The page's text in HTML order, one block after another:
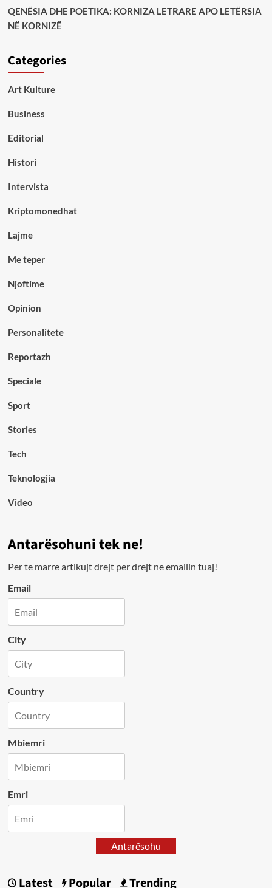
QENËSIA DHE POETIKA: KORNIZA LETRARE APO LETËRSIA
NË KORNIZË
Categories
Art Kulture
Business
Editorial
Histori
Intervista
Kriptomonedhat
Lajme
Me teper
Njoftime
Opinion
Personalitete
Reportazh
Speciale
Sport
Stories
Tech
Teknologjia
Video
Antarësohuni tek ne!
Per te marre artikujt drejt per drejt ne emailin tuaj!
Email
City
Country
Mbiemri
Emri
Antarësohu
Latest Popular Trending